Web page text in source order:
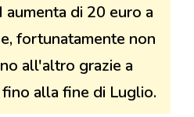
di 20 euro a
fortunatamente non
all'altro grazie a
alla fine di Luglio.